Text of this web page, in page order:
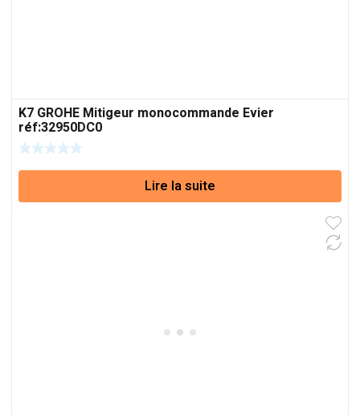
K7 GROHE Mitigeur monocommande Evier
réf:32950DC0
Lire la suite